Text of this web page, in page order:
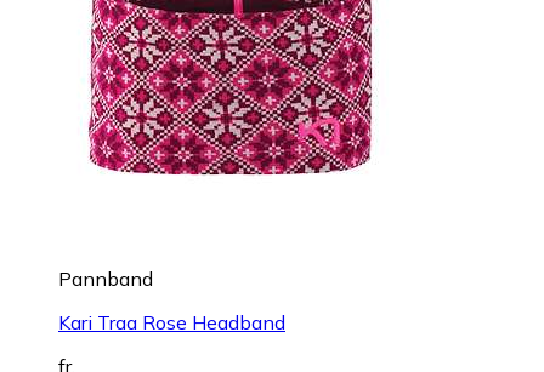
Pannband
Kari Traa Rose Headband
fr.